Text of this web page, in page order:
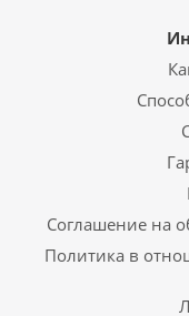
Соглашение на
Политика в